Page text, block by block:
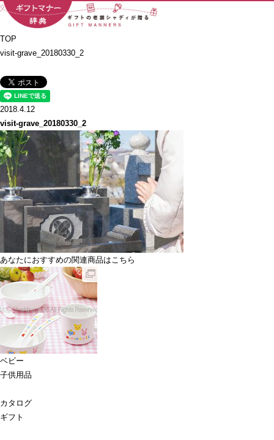
TOP
visit-grave_20180330_2
2018.4.12
visit-grave_20180330_2
あなたにおすすめの関連商品はこちら
ベビー
子供用品
カタログ
ギフト